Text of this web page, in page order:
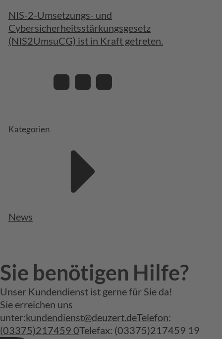
NIS-2-Umsetzungs- und
Cybersicherheitsstärkungsgesetz
(NIS2UmsuCG) ist in Kraft getreten.
Kategorien
News
Sie benötigen Hilfe?
Unser Kundendienst ist gerne für Sie da!
Sie erreichen uns
unter:kundendienst@deuzert.deTelefon:
(03375)217459 0Telefax: (03375)217459 19